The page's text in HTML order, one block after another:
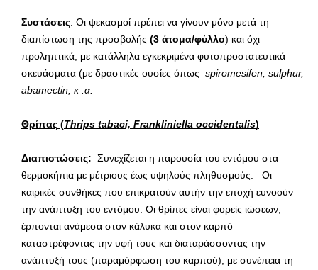
Συστάσεις: Οι ψεκασμοί πρέπει να γίνουν μόνο μετά τη
διαπίστωση της προσβολής (3 άτομα/φύλλο) και όχι
προληπτικά, με κατάλληλα εγκεκριμένα φυτοπροστατευτικά
σκευάσματα (με δραστικές ουσίες όπως spiromesifen sulphur,
abamectin , κ .α.
Θρίπας (Thrips tabaci, Frankliniella occidentalis)
Διαπιστώσεις: Συνεχίζεται η παρουσία του εντόμου στα
θερμοκήπια με μέτριους έως υψηλούς πληθυσμούς. Οι
καιρικές συνθήκες που επικρατούν αυτήν την εποχή ευνοούν
την ανάπτυξη του εντόμου. Οι θρίπες είναι φορείς ιώσεων,
έρπονται ανάμεσα στον κάλυκα και στον καρπό
καταστρέφοντας την υφή τους και διαταράσσοντας την
ανάπτυξή τους (παραμόρφωση του καρπού), με συνέπεια τη